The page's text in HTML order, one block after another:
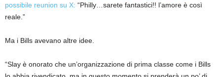
possibile reunion su X: “Philly…sarete fantastici!! l’amore è così
reale.”
Ma i Bills avevano altre idee.
“Slay è onorato che un’organizzazione di prima classe come i Bills